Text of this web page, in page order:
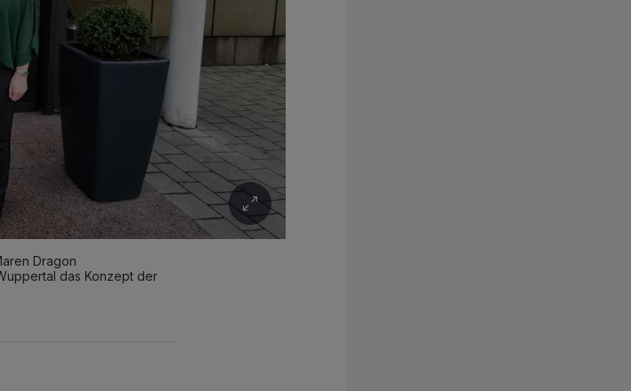
Dragon
das Konzept der